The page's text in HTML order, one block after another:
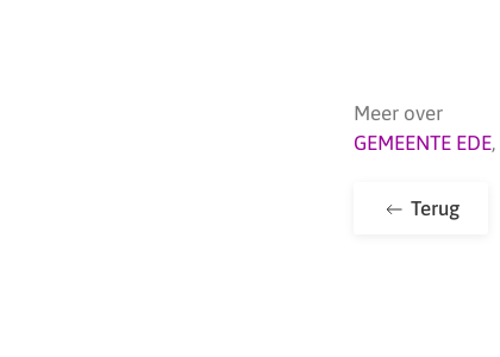
Meer over
GEMEENTE EDE,
Terug